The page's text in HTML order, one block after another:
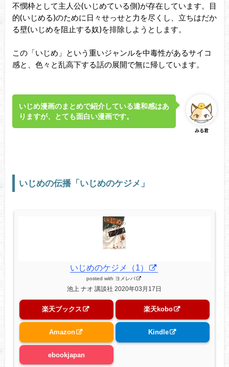
不憫枠として主人公(いじめている側)が存在しています。目
的(いじめる)のために日々せっせと力を尽くし、立ちはだか
る壁(いじめを阻止する奴)を排除しようとします。
この「いじめ」という重いジャンルを中毒性があるサイコ
感と、色々と乱高下する話の展開で無に帰しています。
みる君
いじめ漫画のまとめで紹介している違和感はあ
りますが、とても面白い漫画です。
いじめの伝播「いじめのケジメ」
いじめのケジメ（1）
posted with ヨメレバ
池上 ナオ 講談社 2020年03月17日
楽天ブックス 楽天kobo
Amazon Kindle
ebookjapan